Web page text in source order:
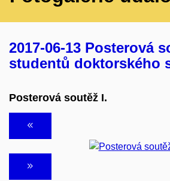
2017-06-13 Posterová
studentů doktorského
Posterová soutěž I.